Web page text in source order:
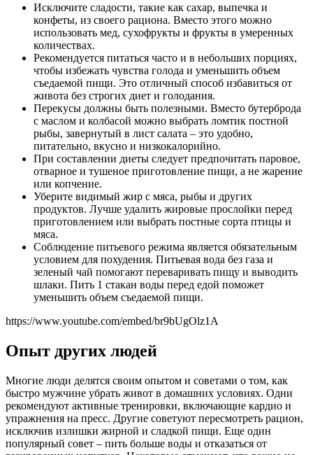
Исключите сладости, такие как сахар, выпечка и
конфеты, из своего рациона. Вместо этого можно
использовать мед, сухофрукты и фрукты в умеренных
количествах.
Рекомендуется питаться часто и в небольших порциях,
чтобы избежать чувства голода и уменьшить объем
съедаемой пищи. Это отличный способ избавиться от
живота без строгих диет и голодания.
Перекусы должны быть полезными. Вместо бутерброда
с маслом и колбасой можно выбрать ломтик постной
рыбы, завернутый в лист салата – это удобно,
питательно, вкусно и низкокалорийно.
При составлении диеты следует предпочитать паровое,
отварное и тушеное приготовление пищи, а не жарение
или копчение.
Уберите видимый жир с мяса, рыбы и других
продуктов. Лучше удалить жировые прослойки перед
приготовлением или выбрать постные сорта птицы и
мяса.
Соблюдение питьевого режима является обязательным
условием для похудения. Питьевая вода без газа и
зеленый чай помогают переваривать пищу и выводить
шлаки. Пить 1 стакан воды перед едой поможет
уменьшить объем съедаемой пищи.
https://www.youtube.com/embed/br9bUgOlz1A
Опыт других людей
Многие люди делятся своим опытом и советами о том, как
быстро мужчине убрать живот в домашних условиях. Одни
рекомендуют активные тренировки, включающие кардио и
упражнения на пресс. Другие советуют пересмотреть рацион,
исключив излишки жирной и сладкой пищи. Еще один
популярный совет – пить больше воды и отказаться от